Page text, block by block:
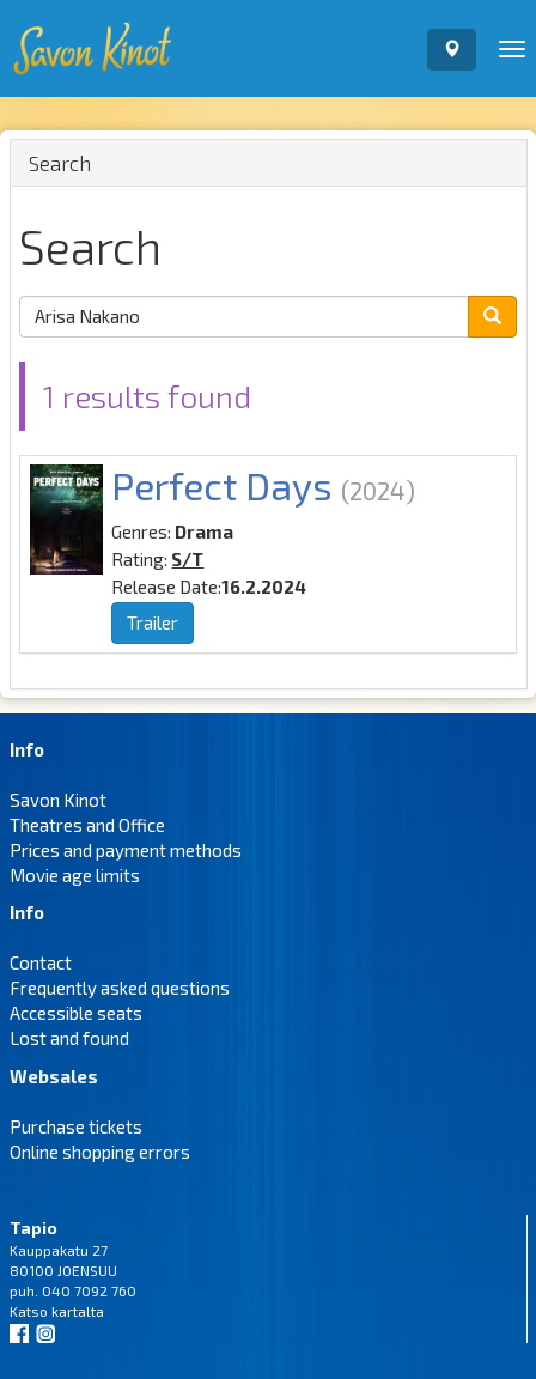
Search
Search
1 results found
Perfect Days (2024)
Genres: Drama
Rating: S/T
Release Date:16.2.2024
Trailer
Info
Savon Kinot
Theatres and Office
Prices and payment methods
Movie age limits
Info
Contact
Frequently asked questions
Accessible seats
Lost and found
Websales
Purchase tickets
Online shopping errors
Tapio
Kauppakatu 27
80100 JOENSUU
puh. 040 7092 760
Katso kartalta